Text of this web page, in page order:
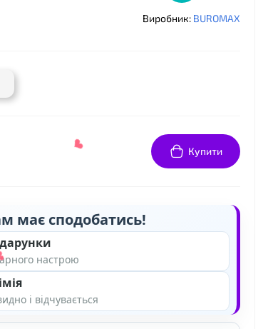
Виробник: BUROMAX
Купити
має сподобатись!
настрою
і відчувається